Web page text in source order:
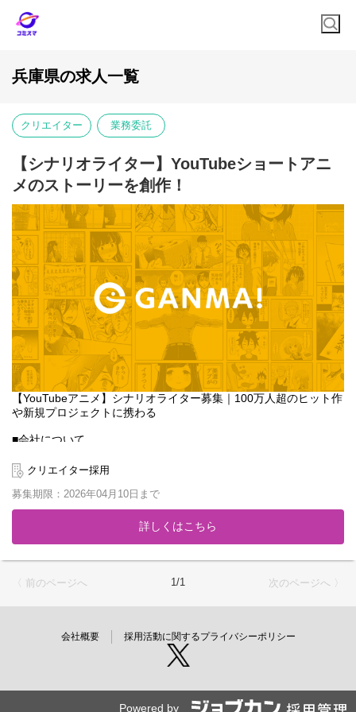
兵庫県の求人一覧
クリエイター 業務委託
【シナリオライター】YouTubeショートアニ
メのストーリーを創作！
【YouTubeアニメ】シナリオライター募集｜100万人超のヒット作
や新規プロジェクトに携わる
■会社について
年に設立。累計1,600万DL突破のマンガアプリ『GANMA!』や、ハ
イエンドアニメ制作スタジオ『Qzil.la』を展開し、時代に合わせた
モノづくりを続けています。
2020年からはYouTubeアニメ事業を本格始動。登録者数110万人
用や新規チャンネルの立ち上げに携わってくださる新たな仲間を
募集します。
テンツ制作をご担当いただきます。単に物語を書くだけでなく、
視聴者の反応を分析し、トレンドを捉えた「ヒットするコンテン
ツ」をチームで作り上げることがミッションです。
【担当業務】
・担当チャンネルのコンテンツ企画、ネタ出し
クリエイター採用
募集期限：2026年04月10日まで
詳しくはこちら
〈 前のページへ 1/1 次のページへ 〉
会社概要 採用活動に関するプライバシーポリシー
Powered by